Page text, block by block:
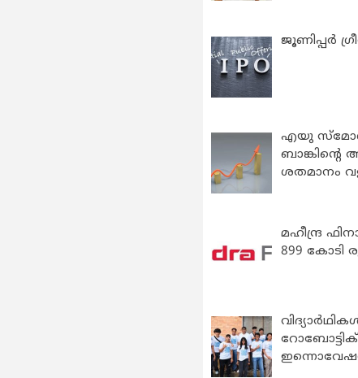
ജൂണിപ്പർ
എയു
ബാങ്കിന്റെ
ശതമാനം
മഹീന്ദ്ര
899 കോടി